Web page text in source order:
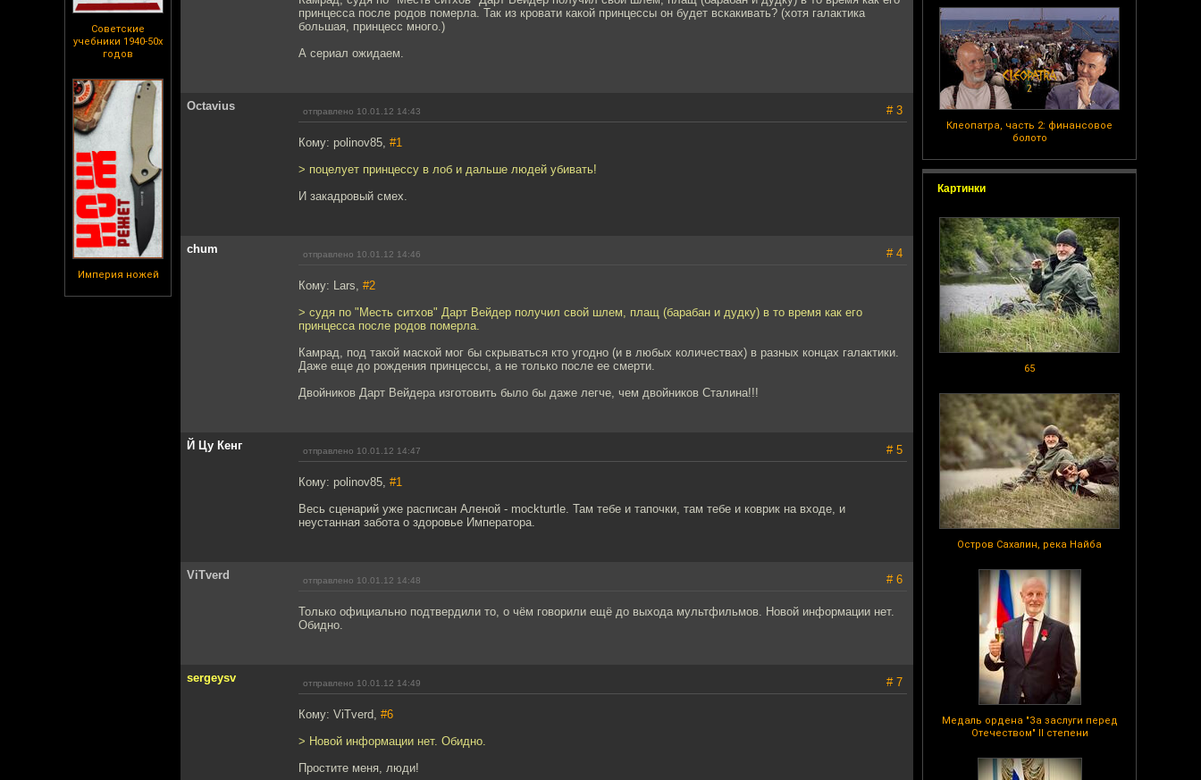
Советские
учебники 1940-50х
годов
Империя ножей
Клеопатра, часть 2: финансовое
болото
Картинки
65
Остров Сахалин, река Найба
Медаль ордена "За заслуги перед
Отечеством" II степени
принцесса после родов померла. Так из кровати какой принцессы он будет вскакивать? (хотя галактика
большая, принцесс много.)
А сериал ожидаем.
Octavius отправлено 10.01.12 14:43 # 3
Кому: polinov85, #1
> поцелует принцессу в лоб и дальше людей убивать!
И закадровый смех.
chum отправлено 10.01.12 14:46 # 4
Кому: Lars, #2
> судя по "Месть ситхов" Дарт Вейдер получил свой шлем, плащ (барабан и дудку) в то время как его
принцесса после родов померла.
Камрад, под такой маской мог бы скрываться кто угодно (и в любых количествах) в разных концах галактики.
Даже еще до рождения принцессы, а не только после ее смерти.
Двойников Дарт Вейдера изготовить было бы даже легче, чем двойников Сталина!!!
Й Цу Кенг отправлено 10.01.12 14:47 # 5
Кому: polinov85, #1
Весь сценарий уже расписан Аленой - mockturtle. Там тебе и тапочки, там тебе и коврик на входе, и
неустанная забота о здоровье Императора.
ViTverd отправлено 10.01.12 14:48 # 6
Только официально подтвердили то, о чём говорили ещё до выхода мультфильмов. Новой информации нет.
Обидно.
sergeysv отправлено 10.01.12 14:49 # 7
Кому: ViTverd, #6
> Новой информации нет. Обидно.
Простите меня, люди!